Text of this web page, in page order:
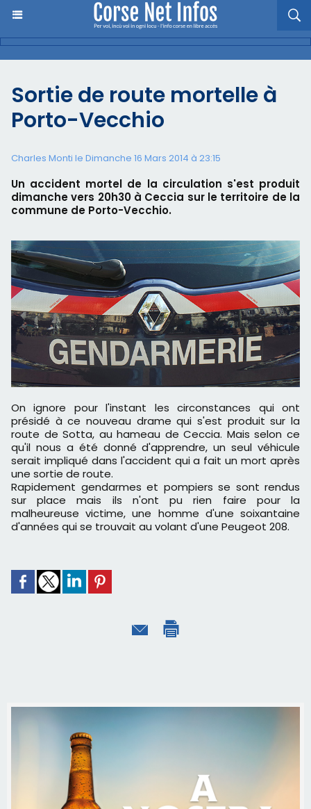
Sortie de route mortelle à
Porto-Vecchio
Charles Monti le Dimanche 16 Mars 2014 à 23:15
Un accident mortel de la circulation s'est produit
dimanche vers 20h30 à Ceccia sur le territoire de la
commune de Porto-Vecchio.
On ignore pour l'instant les circonstances qui ont
présidé à ce nouveau drame qui s'est produit sur la
route de Sotta, au hameau de Ceccia. Mais selon ce
qu'il nous a été donné d'apprendre, un seul véhicule
serait impliqué dans l'accident qui a fait un mort après
une sortie de route.
Rapidement gendarmes et pompiers se sont rendus
sur place mais ils n'ont pu rien faire pour la
malheureuse victime, une homme d'une soixantaine
d'années qui se trouvait au volant d'une Peugeot 208.